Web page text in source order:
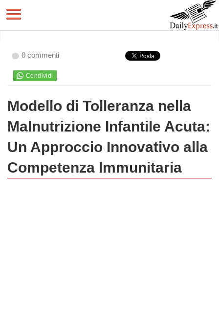
0 commenti
Modello di Tolleranza nella
Malnutrizione Infantile Acuta:
Un Approccio Innovativo alla
Competenza Immunitaria